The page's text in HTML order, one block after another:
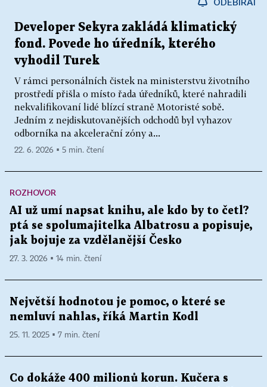
Developer Sekyra zakládá klimatický
fond. Povede ho úředník, kterého
vyhodil Turek
V rámci personálních čistek na ministerstvu životního
prostředí přišla o místo řada úředníků, které nahradili
nekvalifikovaní lidé blízcí straně Motoristé sobě.
Jedním z nejdiskutovanějších odchodů byl vyhazov
odborníka na akcelerační zóny a...
22. 6. 2026 ▪ 5 min. čtení
ROZHOVOR
AI už umí napsat knihu, ale kdo by to četl?
ptá se spolumajitelka Albatrosu a popisuje,
jak bojuje za vzdělanější Česko
27. 3. 2026 ▪ 14 min. čtení
Největší hodnotou je pomoc, o které se
nemluví nahlas, říká Martin Kodl
25. 11. 2025 ▪ 7 min. čtení
Co dokáže 400 milionů korun. Kučera s